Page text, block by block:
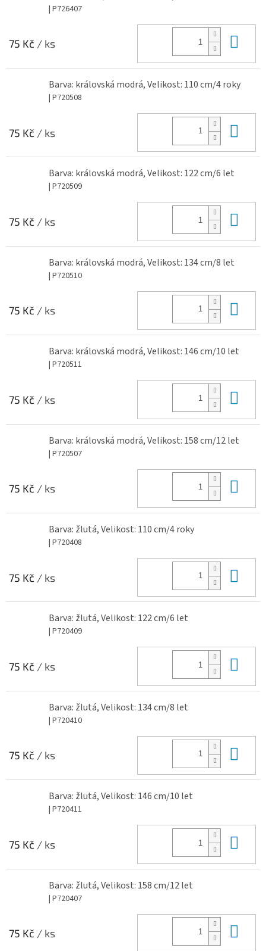
| P726407
75 Kč / ks
Barva: královská modrá, Velikost: 110 cm/4 roky
| P720508
75 Kč / ks
Barva: královská modrá, Velikost: 122 cm/6 let
| P720509
75 Kč / ks
Barva: královská modrá, Velikost: 134 cm/8 let
| P720510
75 Kč / ks
Barva: královská modrá, Velikost: 146 cm/10 let
| P720511
75 Kč / ks
Barva: královská modrá, Velikost: 158 cm/12 let
| P720507
75 Kč / ks
Barva: žlutá, Velikost: 110 cm/4 roky
| P720408
75 Kč / ks
Barva: žlutá, Velikost: 122 cm/6 let
| P720409
75 Kč / ks
Barva: žlutá, Velikost: 134 cm/8 let
| P720410
75 Kč / ks
Barva: žlutá, Velikost: 146 cm/10 let
| P720411
75 Kč / ks
Barva: žlutá, Velikost: 158 cm/12 let
| P720407
75 Kč / ks